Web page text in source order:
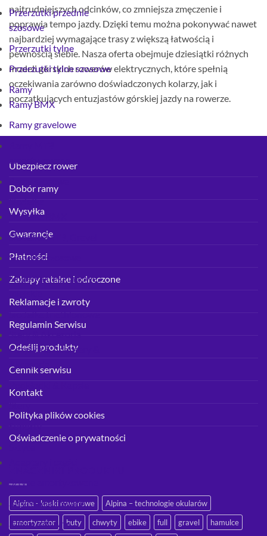
Przerzutki przednie
szosowe
Przerzutki tylne
Przerzutki tylne szosowe
Ramy
Ramy BMX
Ramy gravelowe
amortyzowane
Siodełka BMX
Siodełka MTB, Gravel
Siodełka szosowe
Siodełka trekkingowe.
Łożyska & Adaptery &
Akcesoria
Sztyce amortyzowane
Sztyce regulowane
Sztyce sztywne
najtrudniejszych odcinków, co zmniejsza zmęczenie i
poprawia tempo jazdy. Dzięki temu można pokonywać nawet
najbardziej wymagające trasy z większą łatwością i
pewnością siebie. Nasza oferta obejmuje dziesiątki różnych
modeli górskich rowerów elektrycznych, które spełnią
oczekiwania zarówno doświadczonych kolarzy, jak i
początkujących entuzjastów górskiej jazdy na rowerze.
Ubezpiecz rower
Dobór ramy
Wysyłka
Gwarancje
Płatności
Zakupy ratalne i odroczone
Reklamacje i zwroty
Regulamin Serwisu
Odeślij produkty
Cennik serwisu
Kontakt
Polityka plików cookies
Oświadczenie o prywatności
Alpina - kaski rowerowe
Alpina – technologie okularów
amortyzator
buty chwyty ebike full gravel
hamulce